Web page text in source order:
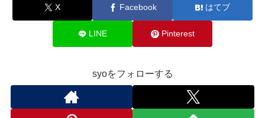
X Facebook はてブ
LINE Pinterest
syoをフォローする